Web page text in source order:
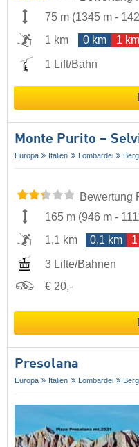
75 m (1345 m -
1 km
0 km 1 km
1 Lift/Bahn
Monte Purito –
Europa Italien Lombardei
Bewertung
165 m (946 m -
1,1 km
0,1 km
3 Lifte/Bahnen
€ 20,-
Presolana
Europa Italien Lombardei